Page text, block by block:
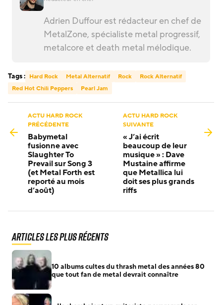
Adrien Duffour est rédacteur en chef de
MetalZone, spécialiste metal progressif,
metalcore et death metal mélodique.
Tags : Hard Rock Metal Alternatif Rock
Rock Alternatif
Red Hot Chili Peppers
Pearl Jam
ACTU HARD ROCK
PRÉCÉDENTE
Babymetal
fusionne avec
Slaughter To
Prevail sur Song 3
(et Metal Forth est
reporté au mois
d’août)
ACTU HARD ROCK
SUIVANTE
« J’ai écrit
beaucoup de leur
musique » : Dave
Mustaine affirme
que Metallica lui
doit ses plus grands
riffs
Articles les plus récents
10 albums cultes du thrash metal des années 80
que tout fan de metal devrait connaître